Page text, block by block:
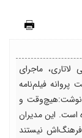
ماجرای
فیلم‌نامه
نوشت:هیچ‌وقت و
است. این مدیران
فرهنگ‌اش نیستند